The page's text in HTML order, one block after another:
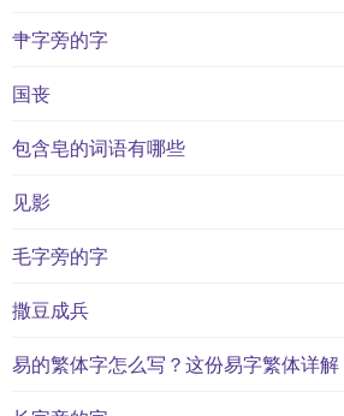
肀字旁的字
国丧
包含皂的词语有哪些
见影
毛字旁的字
撒豆成兵